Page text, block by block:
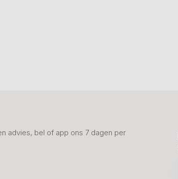
advies, bel of app ons 7 dagen per